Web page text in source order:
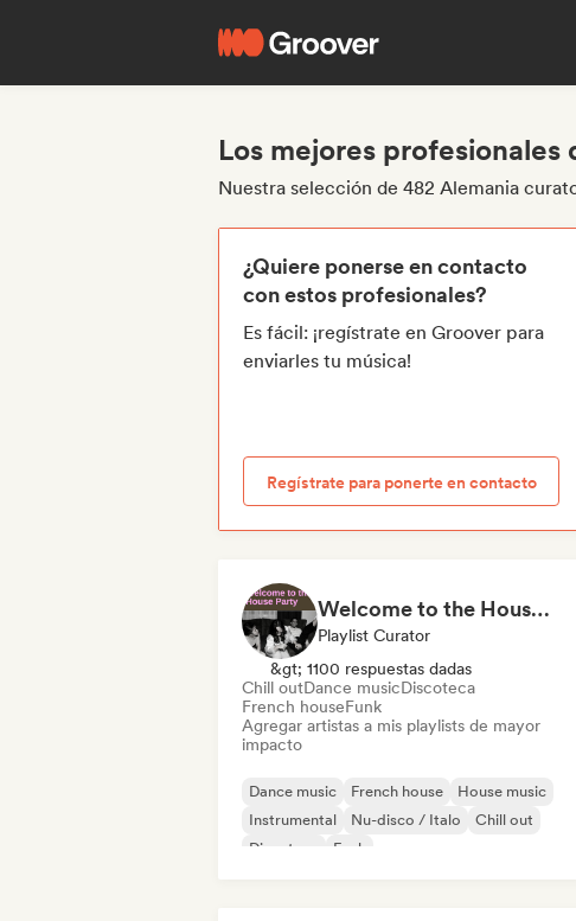
Los mejores profesionales
Nuestra selección de 482 Alemania
¿Quiere ponerse en contacto
con estos profesionales?
Es fácil: ¡regístrate en Groover para
enviarles tu música!
Regístrate para ponerte en contacto
Welcome to the House Party
Playlist Curator
&gt; 1100 respuestas dadas
Chill outDance musicDiscoteca
French houseFunk
Agregar artistas a mis playlists de mayor
impacto
Dance music French house
House music
Instrumental
Nu-disco / Italo
Chill out
Discoteca
Funk